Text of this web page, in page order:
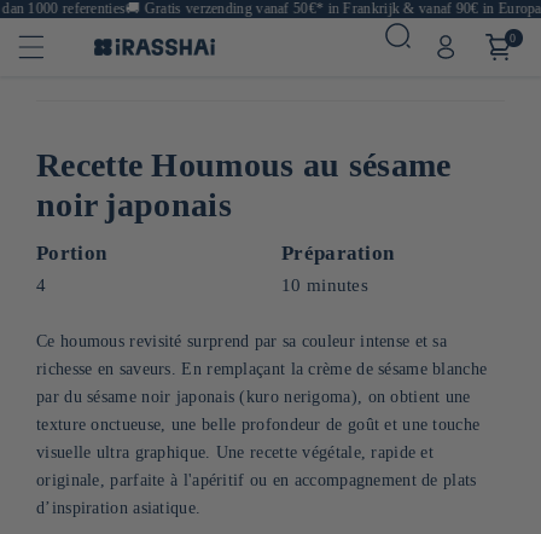
1000 referenties🚚Gratis verzending vanaf 50€* in Frankrijk & vanaf 90€ in Europa
0
Recette Houmous au sésame
noir japonais
Portion
4
Préparation
10 minutes
Ce houmous revisité surprend par sa couleur intense et sa
richesse en saveurs. En remplaçant la crème de sésame blanche
par du sésame noir japonais (kuro nerigoma), on obtient une
texture onctueuse, une belle profondeur de goût et une touche
visuelle ultra graphique. Une recette végétale, rapide et
originale, parfaite à l'apéritif ou en accompagnement de plats
d’inspiration asiatique.